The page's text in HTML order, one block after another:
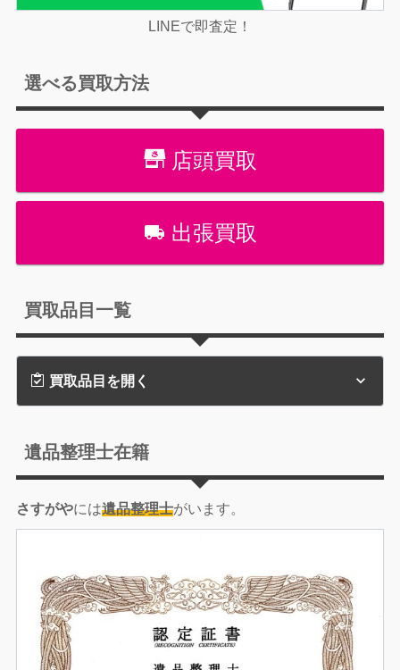
LINEで即査定！
選べる買取方法
店頭買取
出張買取
買取品目一覧
買取品目を開く
遺品整理士在籍
さすがやには遺品整理士がいます。